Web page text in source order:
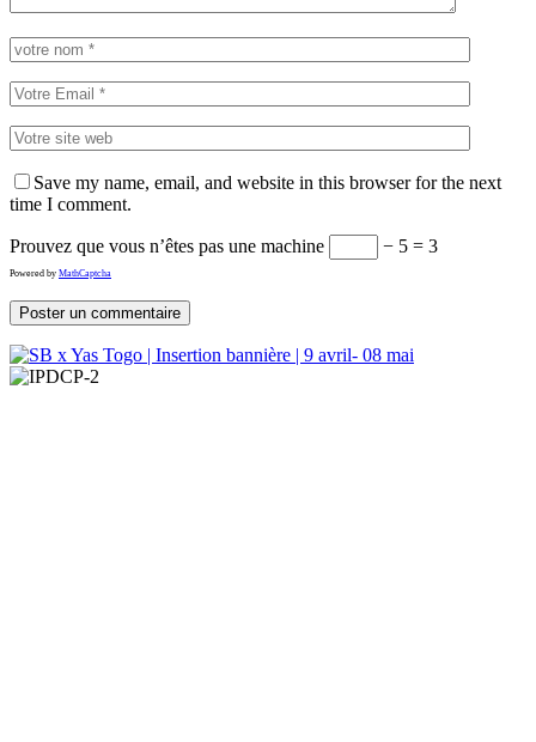
Save my name, email, and website in this browser for the next
time I comment.
Prouvez que vous n’êtes pas une machine − 5 = 3
Powered by MathCaptcha